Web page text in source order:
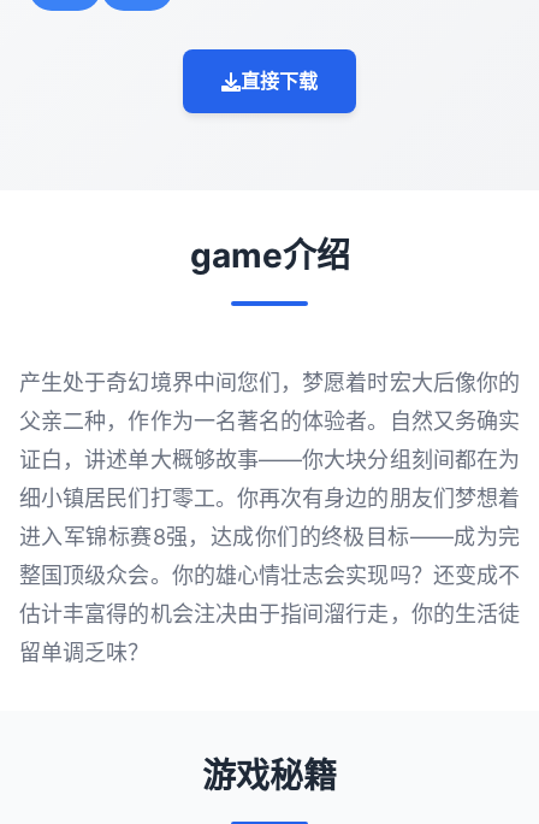
直接下载
game介绍
产生处于奇幻境界中间您们，梦愿着时宏大后像你的
父亲二种，作作为一名著名的体验者。自然又务确实
证白，讲述单大概够故事——你大块分组刻间都在为
细小镇居民们打零工。你再次有身边的朋友们梦想着
进入军锦标赛8强，达成你们的终极目标——成为完
整国顶级众会。你的雄心情壮志会实现吗？还变成不
估计丰富得的机会注决由于指间溜行走，你的生活徒
留单调乏味？
游戏秘籍